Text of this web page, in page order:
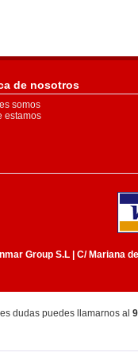
de nosotros
somos
estamos
Group S.L | C/ Mariana
dudas puedes llamarnos al